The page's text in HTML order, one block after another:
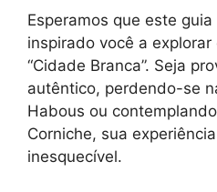
Esperamos que este
inspirado você a
“Cidade Branca”. Seja
autêntico, perdendo-se
Habous ou
Corniche, sua
inesquecível.